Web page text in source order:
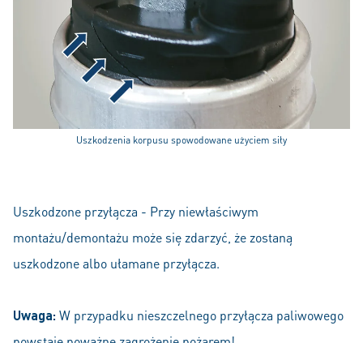
Uszkodzenia korpusu spowodowane użyciem siły
Uszkodzone przyłącza - Przy niewłaściwym
montażu/demontażu może się zdarzyć, że zostaną
uszkodzone albo ułamane przyłącza.
Uwaga: W przypadku nieszczelnego przyłącza paliwowego